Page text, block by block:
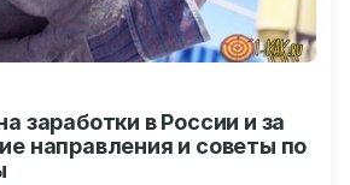
заработки в России и за
направления и советы по